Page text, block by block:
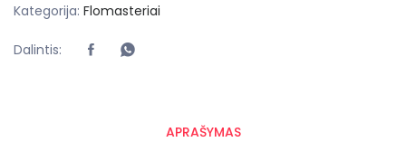
Kategorija: Flomasteriai
Dalintis:
APRAŠYMAS